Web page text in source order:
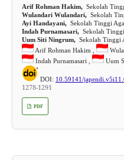
Arif Rohman Hakim,Sekolah
Wulandari Wulandari,Sekolah
Ayi Handayani,Sekolah Tinggi
Indah Purnamasari,Sekolah Tinggi
Uum Siti Ningrum,Sekolah Tinggi
Arif Rohman Hakim ,
Indah Purnamasari ,
Uum
DOI: 10.59141/
1278-1291
PDF